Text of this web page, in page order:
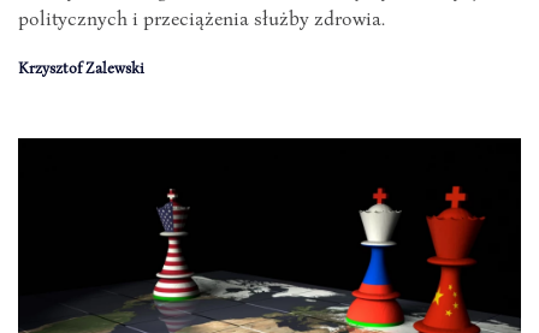
politycznych i przeciążenia służby zdrowia.
Krzysztof Zalewski